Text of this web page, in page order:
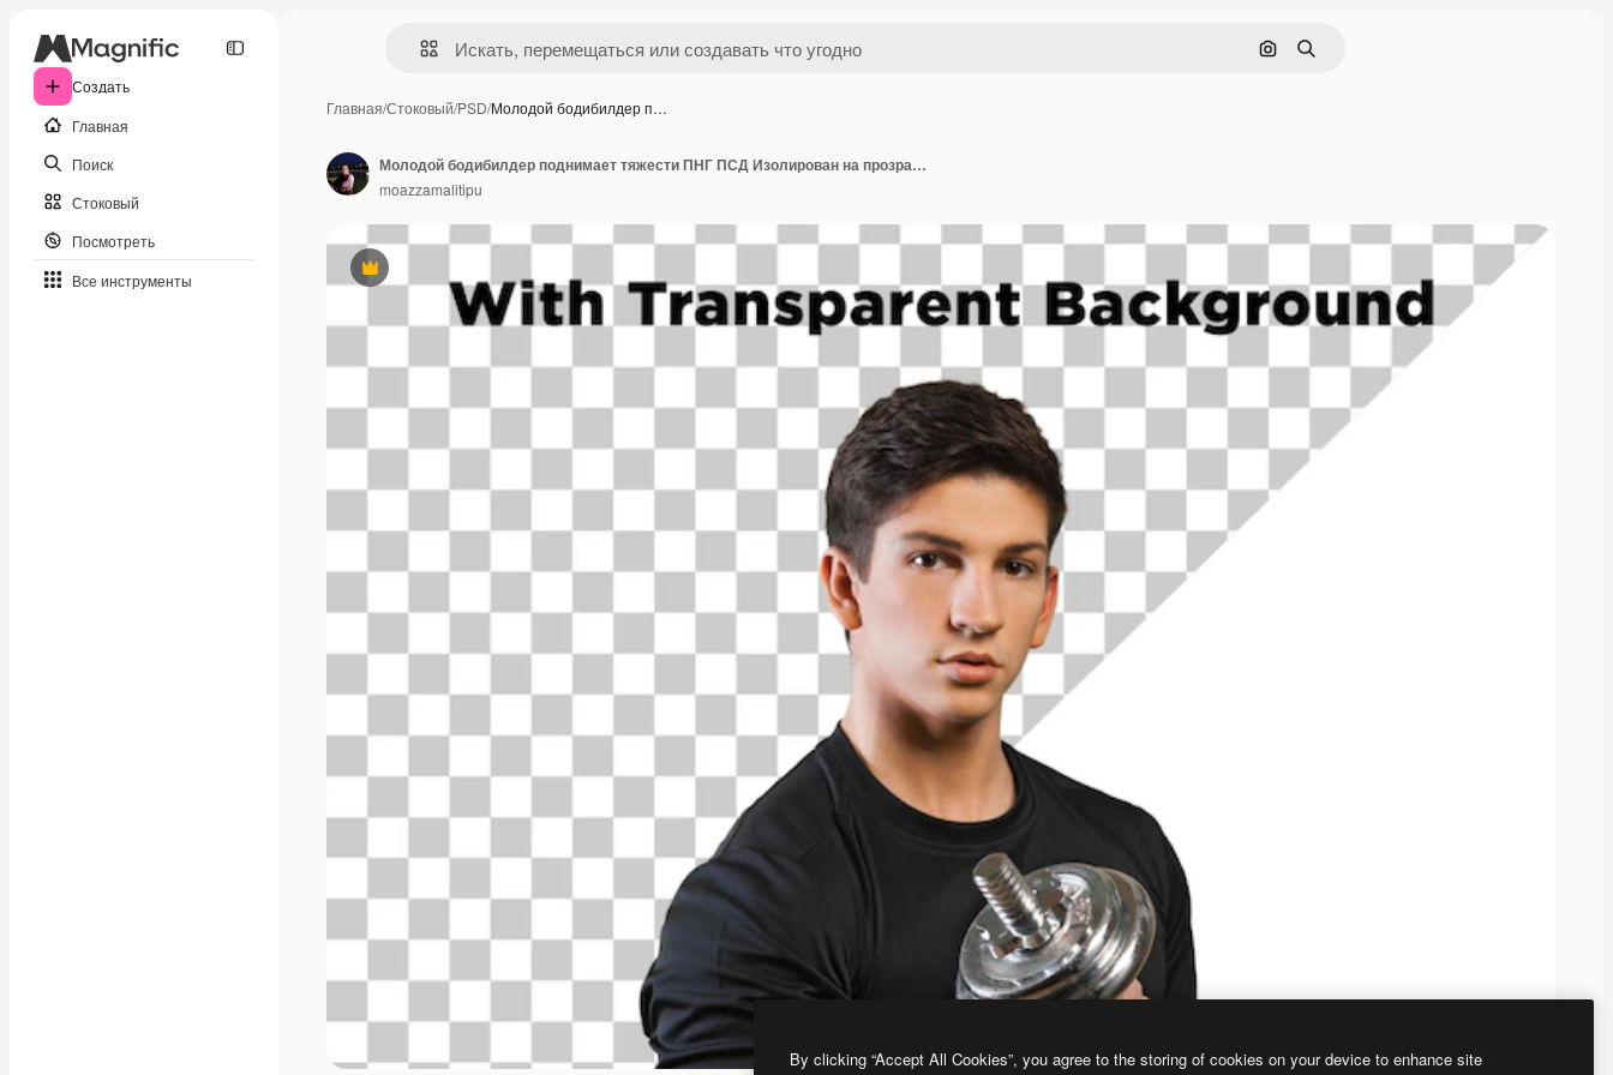
Создать
Главная
Поиск
Стоковый
Посмотреть
Все инструменты
Поиск по изображению
Поиск
Главная/Стоковый/PSD/Молодой бодибилдер п…
Премиум
Молодой бодибилдер поднимает тяжести ПНГ ПСД Изолирован на прозрачном фоне
moazzamalitipu
By clicking “Accept All Cookies”, you agree to the storing of cookies on your device to enhance site